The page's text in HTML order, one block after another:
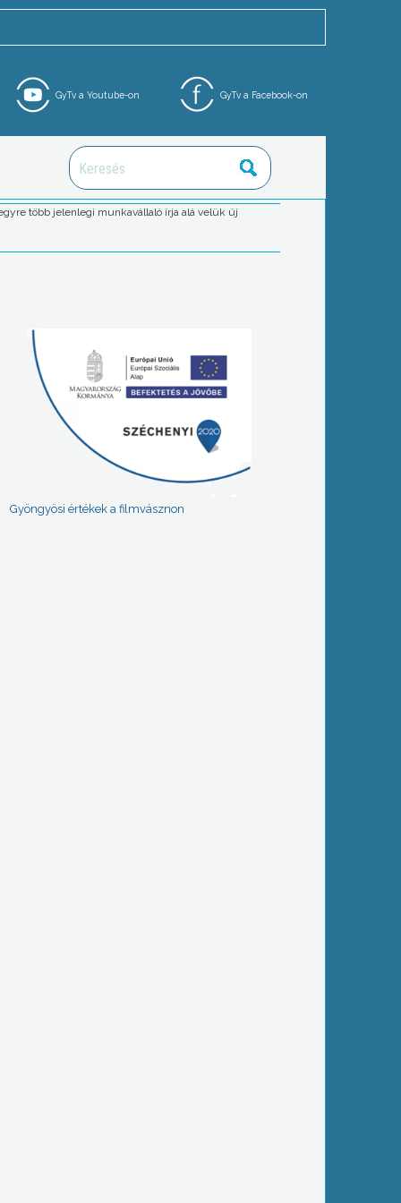
GyTv a Facebook-on
GyTv a Youtube-on
több jelenlegi munkavállaló írja alá velük új
Gyöngyösi értékek a filmvásznon